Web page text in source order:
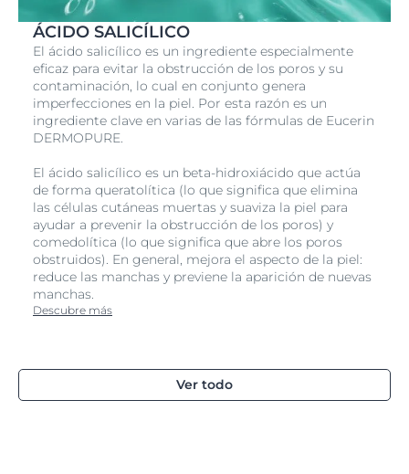
ÁCIDO SALICÍLICO
El ácido salicílico es un ingrediente especialmente
eficaz para evitar la obstrucción de los poros y su
contaminación, lo cual en conjunto genera
imperfecciones en la piel. Por esta razón es un
ingrediente clave en varias de las fórmulas de Eucerin
DERMOPURE.
El ácido salicílico es un beta-hidroxiácido que actúa
de forma queratolítica (lo que significa que elimina
las células cutáneas muertas y suaviza la piel para
ayudar a prevenir la obstrucción de los poros) y
comedolítica (lo que significa que abre los poros
obstruidos). En general, mejora el aspecto de la piel:
reduce las manchas y previene la aparición de nuevas
manchas.
Descubre más
Ver todo